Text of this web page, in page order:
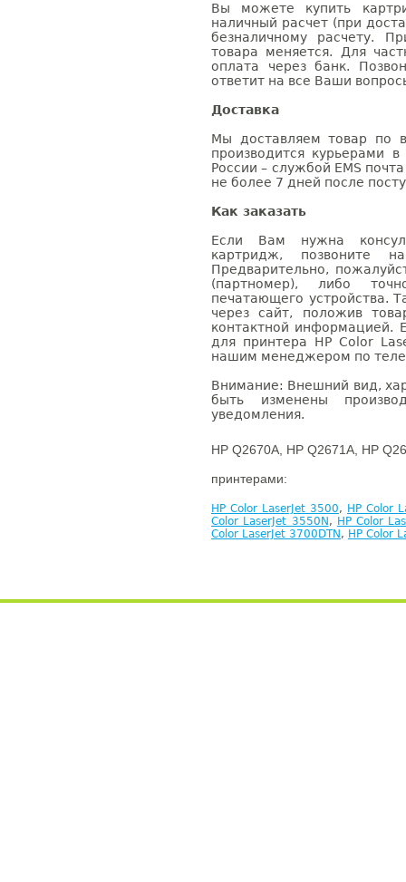
Вы можете купить
наличный расчет (при
безналичному расчету.
товара меняется. Для
оплата через банк.
ответит на все Ваши
Доставка
Мы доставляем товар по
производится курьерами
России – службой EMS
не более 7 дней после
Как заказать
Если Вам нужна
картридж, позвоните
Предварительно,
(партномер), либо
печатающего устройства.
через сайт, положив
контактной информацией.
для принтера HP Color
нашим менеджером по
Внимание: Внешний вид,
быть изменены
уведомления.
HP Q2670A, HP Q2671A, HP
принтерами:
HP Color LaserJet 3500, HP Color
Color LaserJet 3550N , HP Color
Color LaserJet 3700DTN , HP Color